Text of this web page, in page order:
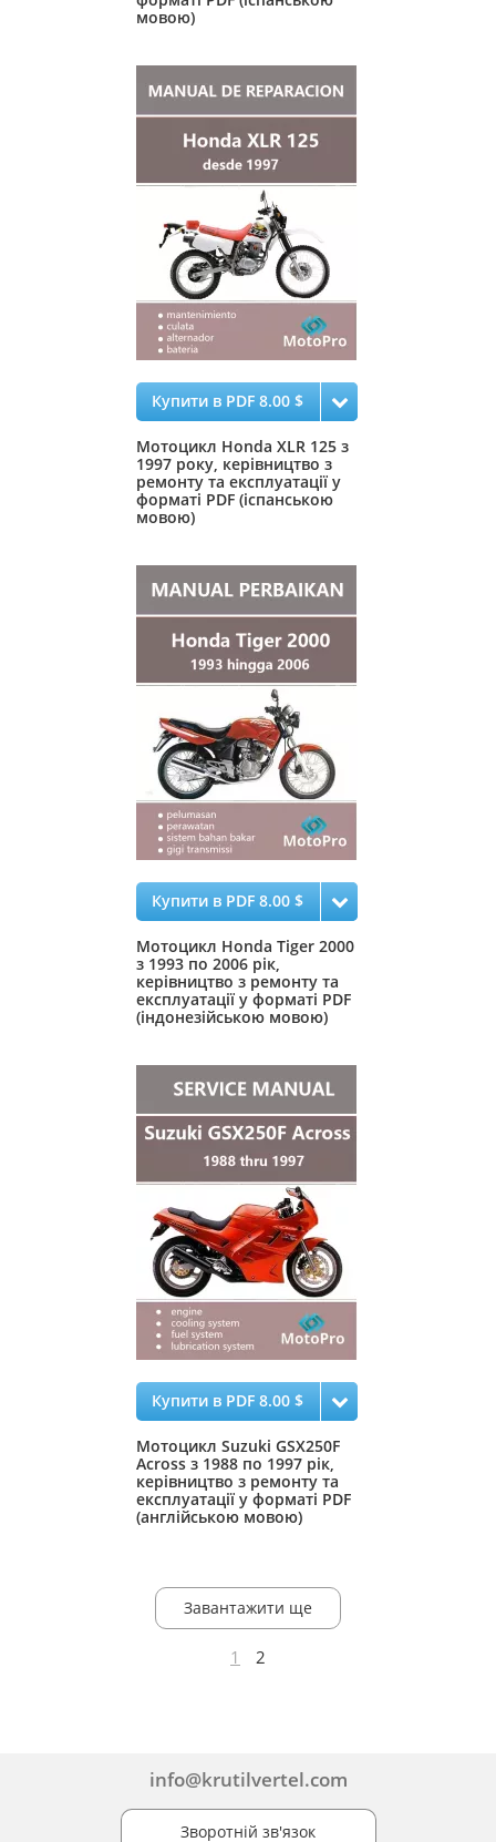
мовою)
Купити в PDF 8.00 $
Мотоцикл Honda XLR 125 з
1997 року, керівництво з
ремонту та експлуатації у
форматі PDF (іспанською
мовою)
Купити в PDF 8.00 $
Мотоцикл Honda Tiger 2000
з 1993 по 2006 рік,
керівництво з ремонту та
експлуатації у форматі PDF
(індонезійською мовою)
Купити в PDF 8.00 $
Мотоцикл Suzuki GSX250F
Across з 1988 по 1997 рік,
керівництво з ремонту та
експлуатації у форматі PDF
(англійською мовою)
Завантажити ще
1 2
info@krutilvertel.com
Зворотній зв'язок